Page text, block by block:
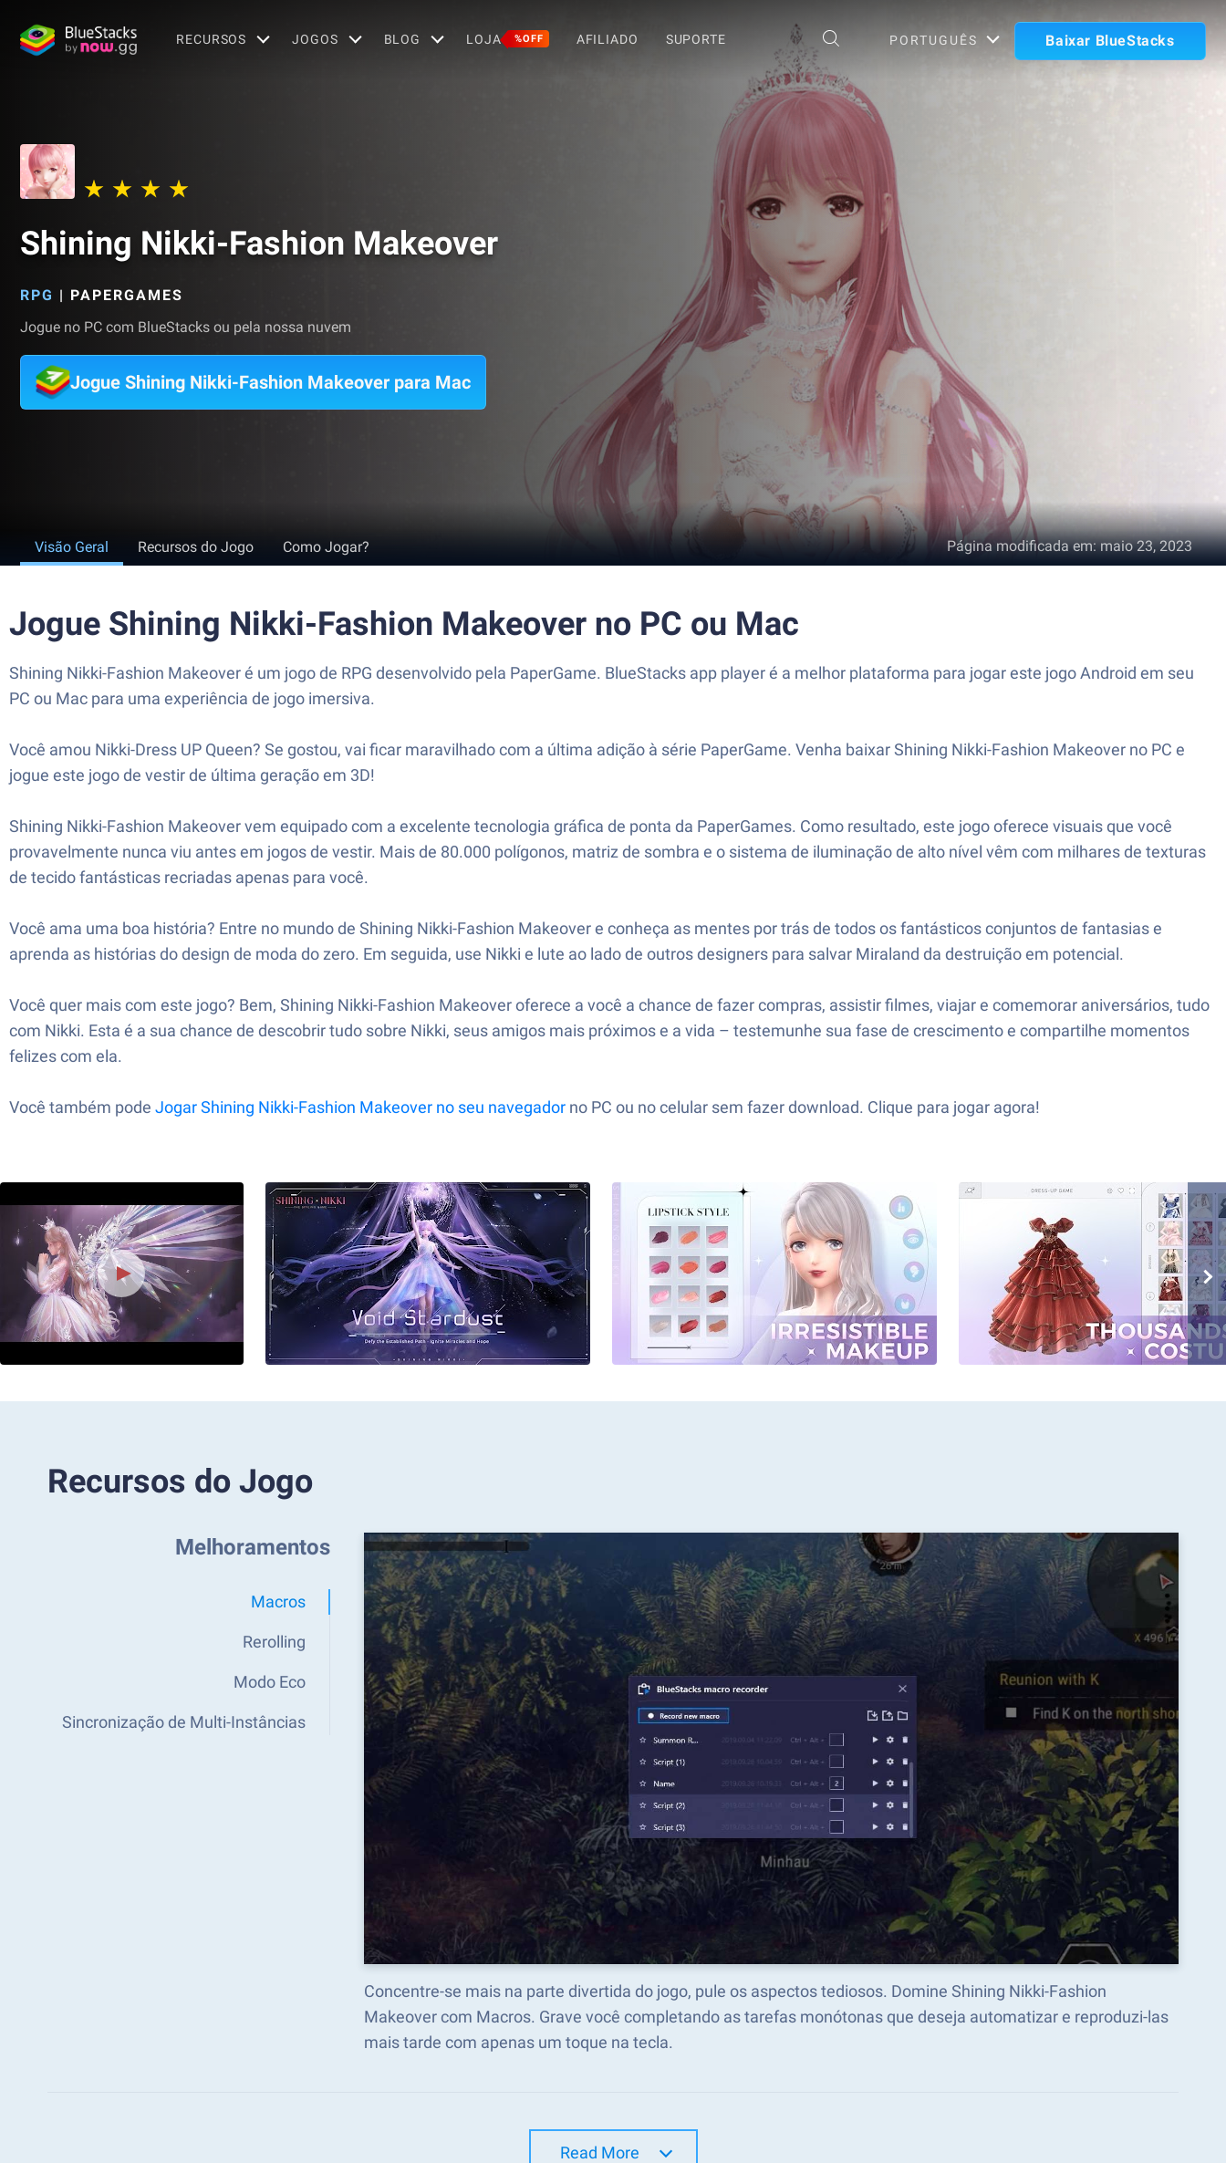
RECURSOS JOGOS BLOG LOJA %OFF AFILIADO SUPORTE PORTUGUÊS Baixar BlueStacks
Shining Nikki-Fashion Makeover
RPG | PAPERGAMES
Jogue no PC com BlueStacks ou pela nossa nuvem
Jogue Shining Nikki-Fashion Makeover para Mac
Visão Geral Recursos do Jogo Como Jogar? Página modificada em:maio 23, 2023
Jogue Shining Nikki-Fashion Makeover no PC ou Mac
Shining Nikki-Fashion Makeover é um jogo de RPG desenvolvido pela PaperGame. BlueStacks app player é a melhor plataforma para jogar este jogo Android em seu
PC ou Mac para uma experiência de jogo imersiva.
Você amou Nikki-Dress UP Queen? Se gostou, vai ficar maravilhado com a última adição à série PaperGame. Venha baixar Shining Nikki-Fashion Makeover no PC e
jogue este jogo de vestir de última geração em 3D!
Shining Nikki-Fashion Makeover vem equipado com a excelente tecnologia gráfica de ponta da PaperGames. Como resultado, este jogo oferece visuais que você
provavelmente nunca viu antes em jogos de vestir. Mais de 80.000 polígonos, matriz de sombra e o sistema de iluminação de alto nível vêm com milhares de texturas
de tecido fantásticas recriadas apenas para você.
Você ama uma boa história? Entre no mundo de Shining Nikki-Fashion Makeover e conheça as mentes por trás de todos os fantásticos conjuntos de fantasias e
aprenda as histórias do design de moda do zero. Em seguida, use Nikki e lute ao lado de outros designers para salvar Miraland da destruição em potencial.
Você quer mais com este jogo? Bem, Shining Nikki-Fashion Makeover oferece a você a chance de fazer compras, assistir filmes, viajar e comemorar aniversários, tudo
com Nikki. Esta é a sua chance de descobrir tudo sobre Nikki, seus amigos mais próximos e a vida – testemunhe sua fase de crescimento e compartilhe momentos
felizes com ela.
Você também pode Jogar Shining Nikki-Fashion Makeover no seu navegador no PC ou no celular sem fazer download. Clique para jogar agora!
Recursos do Jogo
Melhoramentos
Macros
Rerolling
Modo Eco
Sincronização de Multi-Instâncias
Concentre-se mais na parte divertida do jogo, pule os aspectos tediosos. Domine Shining Nikki-Fashion
Makeover com Macros. Grave você completando as tarefas monótonas que deseja automatizar e reproduzi-las
mais tarde com apenas um toque na tecla.
Read More